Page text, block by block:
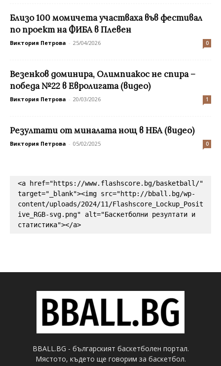
Близо 100 момичета участваха във фестивал
по проект на ФИБА в Плевен
Виктория Петрова - 25/04/2026 0
Везенков доминира, Олимпиакос не спира –
победа №22 в Евролигата (видео)
Виктория Петрова - 20/03/2026 1
Резултати от миналата нощ в НБА (видео)
Виктория Петрова - 05/02/2025 0
<a href="https://www.flashscore.bg/basketball/"
target="_blank"><img src="http://bball.bg/wp-
content/uploads/2024/11/Flashscore_Lockup_Posit
ive_RGB-svg.png" alt="Баскетболни резултати и
статистика"></a>
BBALL.BG - българският баскетболен портал.
Мястото, където ще говорим за баскетбол.